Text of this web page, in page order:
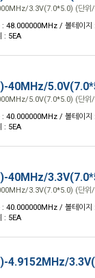
3.3V(7.0*5.0) (단위
48.000000MHz / 볼테이지
: 5EA
40MHz/
5.0V(7.0*5.0) (단위
40.000000MHz / 볼테이지
: 5EA
40MHz/
3.3V(7.0*5.0) (단위
40.000000MHz / 볼테이지
: 5EA
4.9152MHz/